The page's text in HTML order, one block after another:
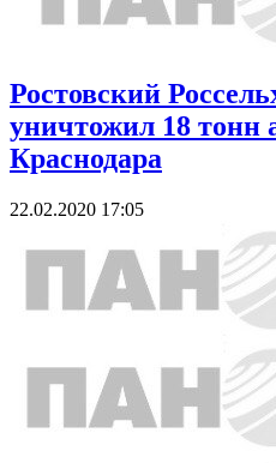
Ростовский
уничтожил 18 тонн
Краснодара
22.02.2020 17:05